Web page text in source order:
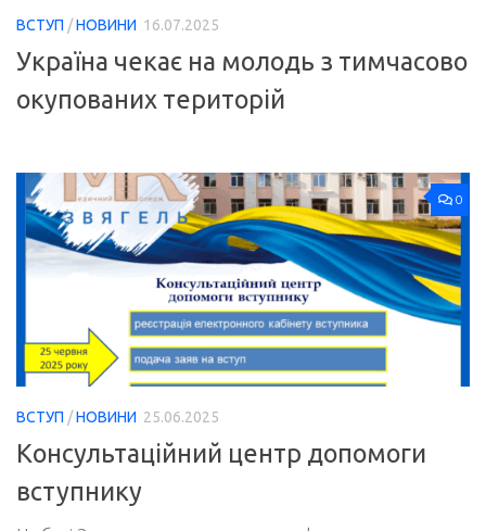
ВСТУП /НОВИНИ 16.07.2025
Україна чекає на молодь з тимчасово
окупованих територій
0
ВСТУП /НОВИНИ 25.06.2025
Консультаційний центр допомоги
вступнику